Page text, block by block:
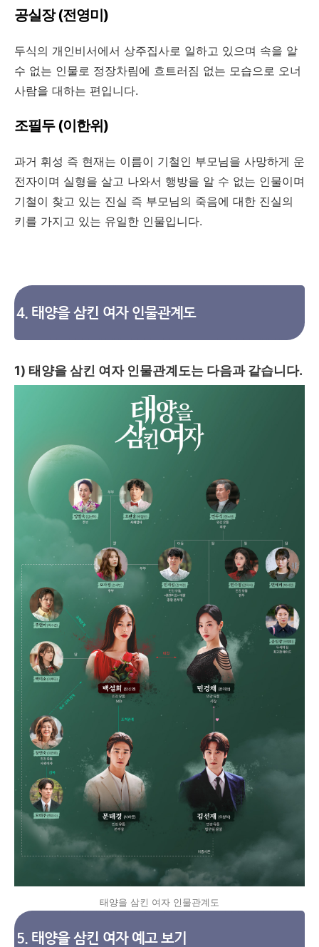
공실장 (전영미)
두식의 개인비서에서 상주집사로 일하고 있으며 속을 알
수 없는 인물로 정장차림에 흐트러짐 없는 모습으로 오너
사람을 대하는 편입니다.
조필두 (이한위)
과거 휘성 즉 현재는 이름이 기철인 부모님을 사망하게 운
전자이며 실형을 살고 나와서 행방을 알 수 없는 인물이며
기철이 찾고 있는 진실 즉 부모님의 죽음에 대한 진실의
키를 가지고 있는 유일한 인물입니다.
4. 태양을 삼킨 여자 인물관계도
1) 태양을 삼킨 여자 인물관계도는 다음과 같습니다.
태양을 삼킨 여자 인물관계도
5. 태양을 삼킨 여자 예고 보기